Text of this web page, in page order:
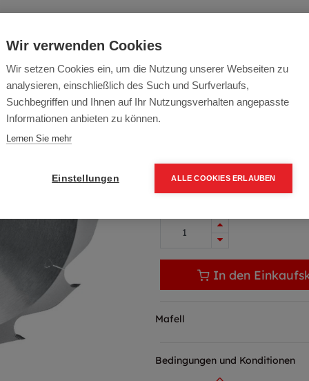
Sägeblatt HM
Artikelnummer:092590
237 x 2.5 x 30 / Z 12 / WZ
60,36 € inkl. Mwst
In den
Mafell
Bedingungen und Konditionen
Wir verwenden Cookies
Wir setzen Cookies ein, um die Nutzung unserer Webseiten zu
analysieren, einschließlich des Such und Surfverlaufs,
Suchbegriffen und Ihnen auf Ihr Nutzungsverhalten angepasste
Informationen anbieten zu können.
Lernen Sie mehr
Einstellungen ALLE COOKIES ERLAUBEN